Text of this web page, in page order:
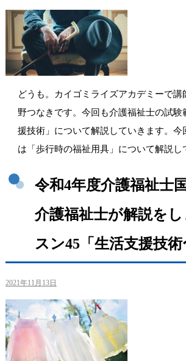
どうも。カイゴミライズアカデミーで講
野つなきです。今回も介護福祉士の試験
援技術」について解説していきます。今
は「歩行時の福祉用具」について解説
令和4年度介護福祉士
介護福祉士が解説を
スン45「生活支援技術
2021年11月13日